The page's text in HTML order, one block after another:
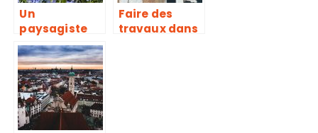
Un
paysagiste
dans les
environs de
Poitiers
Faire des
travaux dans